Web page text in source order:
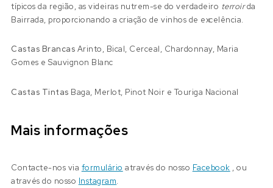
típicos da região, as videiras nutrem-se do verdadeiro terroirda
Bairrada, proporcionando a criação de vinhos de excelência.
Castas Brancas Arinto, Bical, Cerceal, Chardonnay, Maria
Gomes e Sauvignon Blanc
Castas Tintas Baga, Merlot, Pinot Noir e Touriga Nacional
Mais informações
Contacte-nos via formulário através do nosso Facebook , ou
através do nosso Instagram.